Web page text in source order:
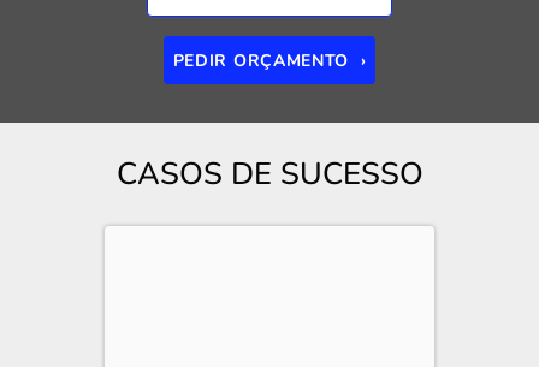
PEDIR ORÇAMENTO ›
CASOS DE SUCESSO